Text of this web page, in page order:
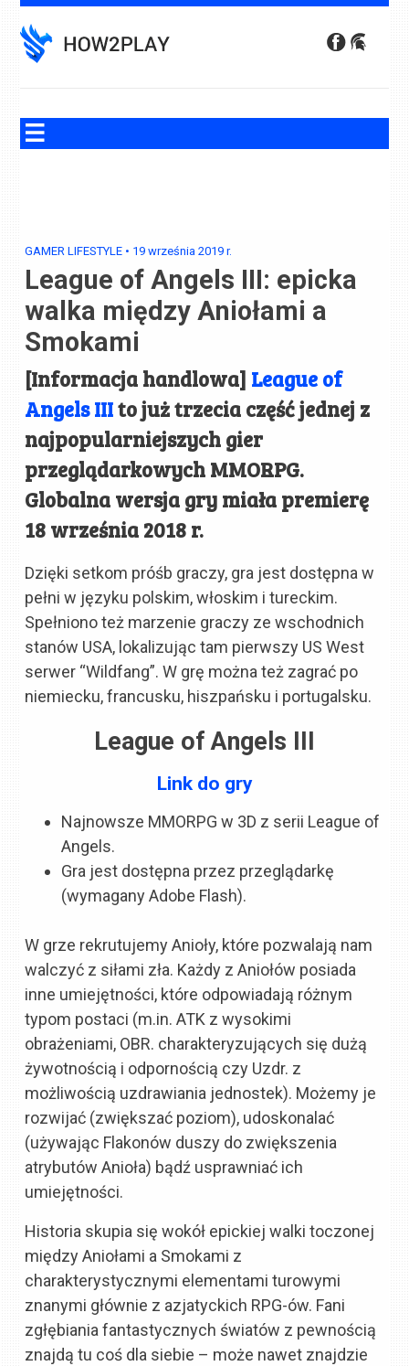
to
content
GAMER LIFESTYLE • 19 września 2019 r.
League of Angels III: epicka
walka między Aniołami a
Smokami
[Informacja handlowa] League of
Angels IIIto już trzecia część jednej z
najpopularniejszych gier
przeglądarkowych MMORPG.
Globalna wersja gry miała premierę
18 września 2018 r.
Dzięki setkom próśb graczy, gra jest dostępna w
pełni w języku polskim, włoskim i tureckim.
Spełniono też marzenie graczy ze wschodnich
stanów USA, lokalizując tam pierwszy US West
serwer “Wildfang”. W grę można też zagrać po
niemiecku, francusku, hiszpańsku i portugalsku.
League of Angels III
Link do gry
Najnowsze MMORPG w 3D z serii League of
Angels.
Gra jest dostępna przez przeglądarkę
(wymagany Adobe Flash).
W grze rekrutujemy Anioły, które pozwalają nam
walczyć z siłami zła. Każdy z Aniołów posiada
inne umiejętności, które odpowiadają różnym
typom postaci (m.in. ATK z wysokimi
obrażeniami, OBR. charakteryzujących się dużą
żywotnością i odpornością czy Uzdr. z
możliwością uzdrawiania jednostek). Możemy je
rozwijać (zwiększać poziom), udoskonalać
(używając Flakonów duszy do zwiększenia
atrybutów Anioła) bądź usprawniać ich
umiejętności.
Historia skupia się wokół epickiej walki toczonej
między Aniołami a Smokami z
charakterystycznymi elementami turowymi
znanymi głównie z azjatyckich RPG-ów. Fani
zgłębiania fantastycznych światów z pewnością
znajdą tu coś dla siebie – może nawet znajdzie